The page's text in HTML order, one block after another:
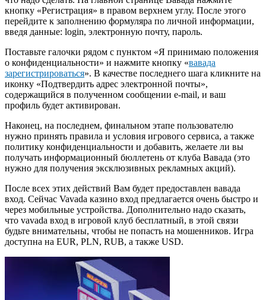
кнопку «Регистрация» в правом верхнем углу. После этого
перейдите к заполнению формуляра по личной информации,
введя данные: login, электронную почту, пароль.
Поставьте галочки рядом с пунктом «Я принимаю положения
о конфиденциальности» и нажмите кнопку «вавада
зарегистрироваться». В качестве последнего шага кликните на
иконку «Подтвердить адрес электронной почты»,
содержащийся в полученном сообщении e-mail, и ваш
профиль будет активирован.
Наконец, на последнем, финальном этапе пользователю
нужно принять правила и условия игрового сервиса, а также
политику конфиденциальности и добавить, желаете ли вы
получать информационный бюллетень от клуба Вавада (это
нужно для получения эксклюзивных рекламных акций).
После всех этих действий Вам будет предоставлен вавада
вход. Сейчас Vavada казино вход предлагается очень быстро и
через мобильные устройства. Дополнительно надо сказать,
что vavada вход в игровой клуб бесплатный, в этой связи
будьте внимательны, чтобы не попасть на мошенников. Игра
доступна на EUR, PLN, RUB, а также USD.